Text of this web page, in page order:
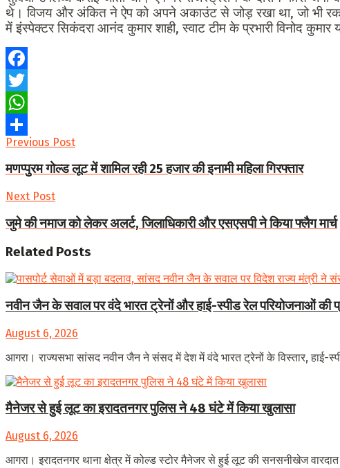
थे। विजय और अंकित ने ऐप को अपने अकाउंट से जोड़ रखा था, जो भी
में इंस्पेक्टर सिकंदरा आनंद कुमार शाही, स्वाट टीम के प्रभारी विनोद
Facebook
Twitter
WhatsApp
Share
Previous Post
मणप्पुरम गोल्ड लूट में शामिल रही 25 हजार की इनामी महिला गिरफ्तार
Next Post
जुमे की नमाज को लेकर अलर्ट, जिलाधिकारी और एसएसपी ने किया फ्लैग मार्च
Related Posts
नवीन जैन के सवाल पर वंदे भारत ट्रेनों और हाई-स्पीड रेल परियोजनाओं की
August 6, 2026
आगरा। राज्यसभा सांसद नवीन जैन ने संसद में देश में वंदे भारत ट्रेनों के विस्तार, हाई-
मैनेजर से हुई लूट का इरादतनगर पुलिस ने 48 घंटे में किया खुलासा
August 6, 2026
आगरा। इरादतनगर थाना क्षेत्र में कोल्ड स्टोर मैनेजर से हुई लूट की सनसनीखेज